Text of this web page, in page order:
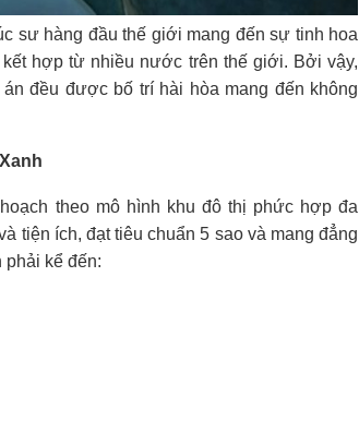
sư hàng đầu thế giới mang đến sự tinh hoa
hợp từ nhiều nước trên thế giới. Bởi vậy,
đều được bố trí hài hòa mang đến không
theo mô hình khu đô thị phức hợp đa
tiện ích, đạt tiêu chuẩn 5 sao và mang đẳng
phải kể đến: